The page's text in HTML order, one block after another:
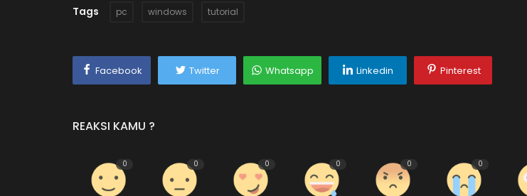
Tags pc windows tutorial
Facebook Twitter Whatsapp Linkedin Pinterest
REAKSI KAMU ?
0 0 0 0 0 0